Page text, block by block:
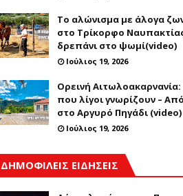
Το αλώνισμα με άλογα
στο Τρίκορφο
δρεπάνι στο ψωμί(video)
Ιούλιος 19, 2026
Ορεινή
που λίγοι γνωρίζουν –
στο Αργυρό Πηγάδι (video)
Ιούλιος 19, 2026
ΔΗΜΟΦΙΛΕΙΣ ΕΙΔΗΣΕΙΣ